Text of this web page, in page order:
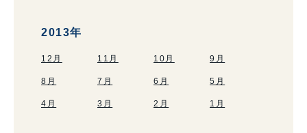
2013年
12月 11月 10月 9月
8月 7月 6月 5月
4月 3月 2月 1月